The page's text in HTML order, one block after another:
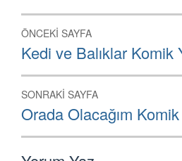
Yazı
dolaşımı
ÖNCEKI SAYFA
Önceki
Sayfa:
Kedi ve Balıklar Komik
SONRAKI SAYFA
Sonraki
Sayfa:
Orada Olacağım